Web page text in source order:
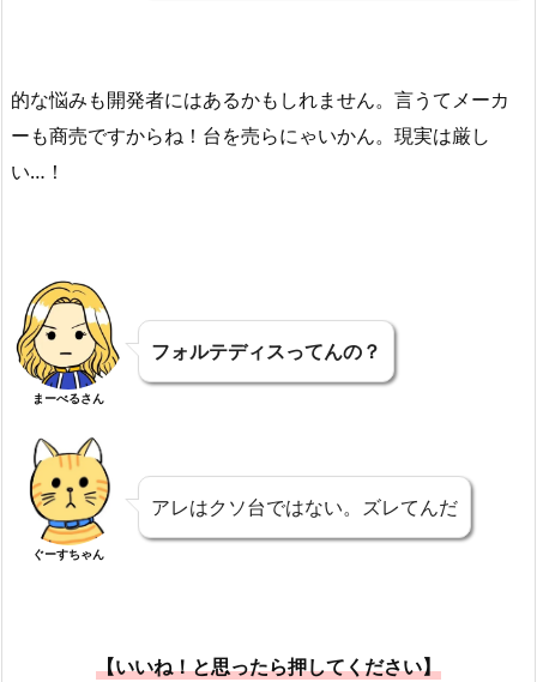
的な悩みも開発者にはあるかもしれません。言うてメーカ
ーも商売ですからね！台を売らにゃいかん。現実は厳し
い…！
まーべるさん
フォルテディスってんの？
ぐーすちゃん
アレはクソ台ではない。ズレてんだ
【いいね！と思ったら押してください】